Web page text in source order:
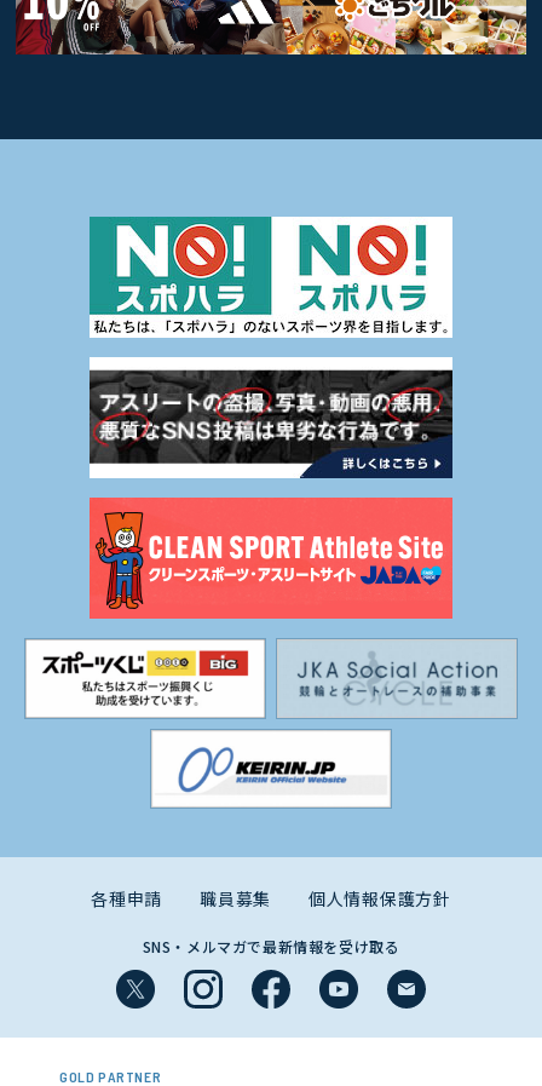
各種申請 職員募集 個人情報保護方針
SNS・メルマガで最新情報を受け取る
GOLD PARTNER